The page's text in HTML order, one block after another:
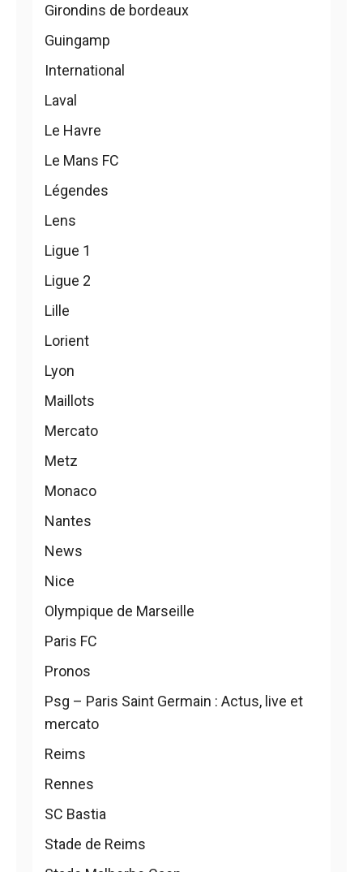
Girondins de bordeaux
Guingamp
International
Laval
Le Havre
Le Mans FC
Légendes
Lens
Ligue 1
Ligue 2
Lille
Lorient
Lyon
Maillots
Mercato
Metz
Monaco
Nantes
News
Nice
Olympique de Marseille
Paris FC
Pronos
Psg – Paris Saint Germain : Actus, live et
mercato
Reims
Rennes
SC Bastia
Stade de Reims